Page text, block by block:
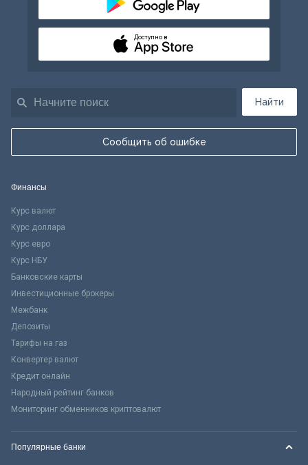
Найти
Сообщить об ошибке
Доступно в
Финансы
Курс валют
Курс доллара
Курс евро
Курс НБУ
Банковские карты
Инвестиционные брокеры
Межбанк
Депозиты
Тарифы на газ
Конвертер валют
Кредит онлайн
Народный рейтинг банков
Мониторинг обменников криптовалют
Популярные банки